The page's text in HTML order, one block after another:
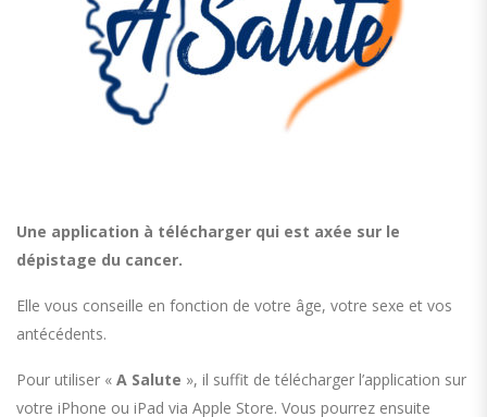
Une application à télécharger qui est axée sur le
dépistage du cancer.
Elle vous conseille en fonction de votre âge, votre sexe et vos
antécédents.
Pour utiliser « A Salute », il suffit de télécharger l’application sur
votre iPhone ou iPad via Apple Store. Vous pourrez ensuite